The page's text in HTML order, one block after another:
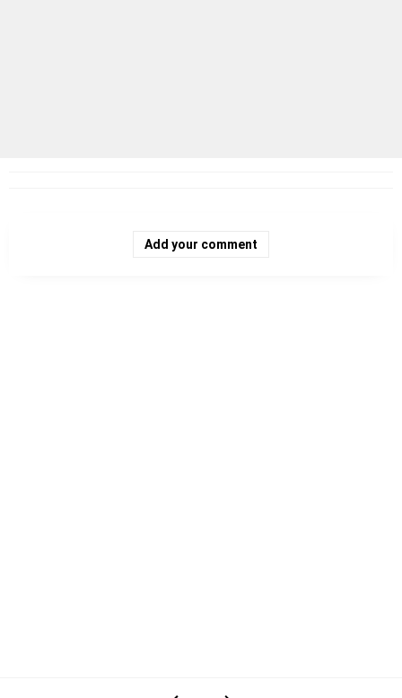
Add your comment